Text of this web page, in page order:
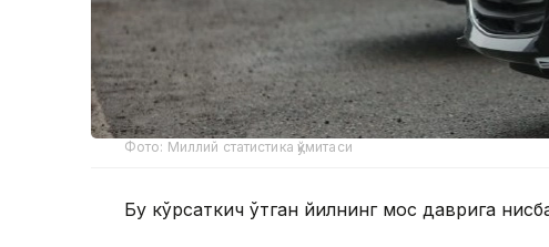
Фото: Миллий статистика қўмитаси
Бу кўрсаткич ўтган йилнинг мос даврига